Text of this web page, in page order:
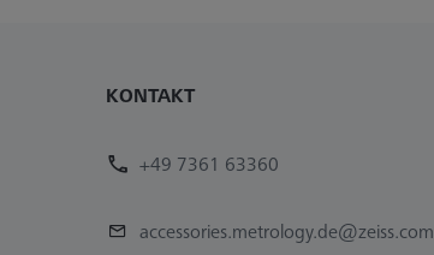
KONTAKT
+49 7361 63360
accessories.metrology.de@zeiss.com